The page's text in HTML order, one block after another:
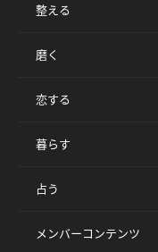
整える
磨く
恋する
暮らす
占う
メンバーコンテンツ